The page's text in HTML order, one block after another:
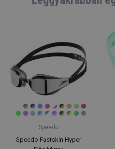
Speedo
Speedo Fastskin Hyper